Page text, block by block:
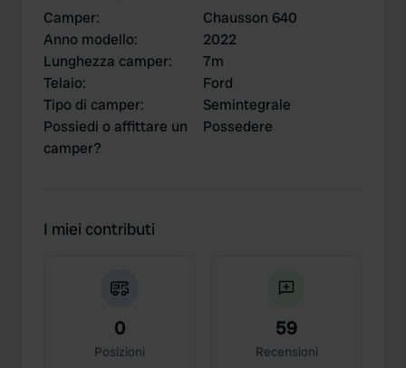
Camper:
Chausson 640
Anno modello:
2022
Lunghezza camper:
7m
Telaio:
Ford
Tipo di camper:
Semintegrale
Possiedi o affittare un
camper?
Possedere
I miei contributi
0
Posizioni
59
Recensioni